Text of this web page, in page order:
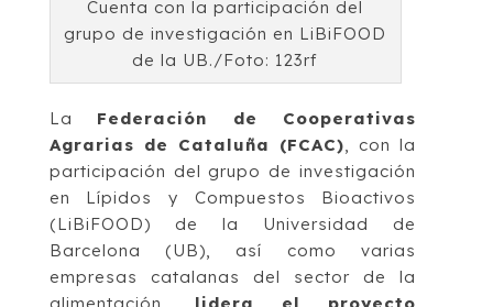
Cuenta con la participación del
grupo de investigación en LiBiFOOD
de la UB./Foto: 123rf
La Federación de Cooperativas
Agrarias de Cataluña (FCAC), con la
participación del grupo de investigación
en Lípidos y Compuestos Bioactivos
(LiBiFOOD) de la Universidad de
Barcelona (UB), así como varias
empresas catalanas del sector de la